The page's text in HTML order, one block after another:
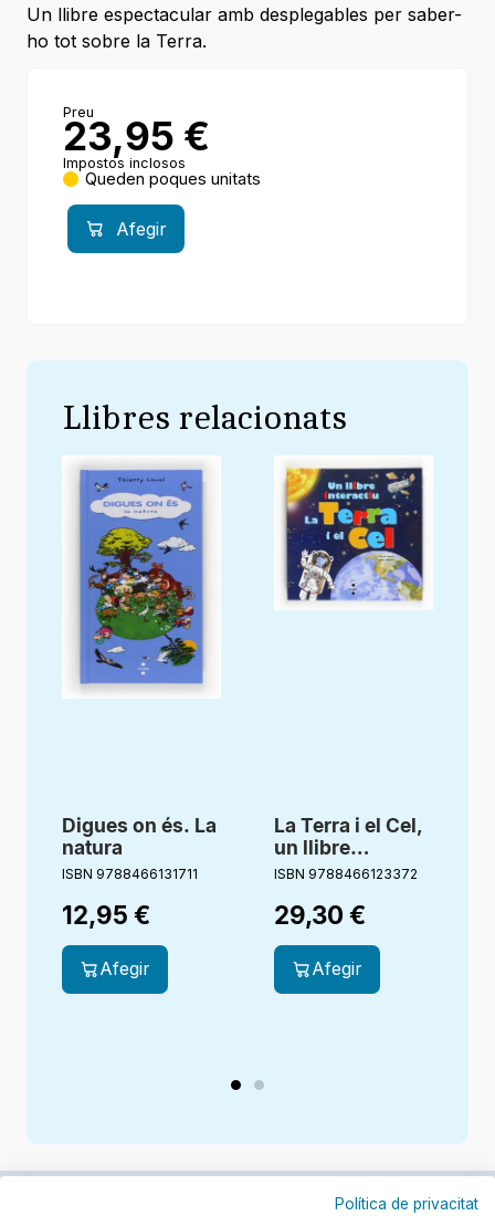
Un llibre espectacular amb desplegables per saber-
ho tot sobre la Terra.
Preu
23,95 €
Impostos inclosos
Queden poques unitats
Afegir
Llibres relacionats
Digues on és. La
natura
ISBN 9788466131711
12,95 €
Afegir
La Terra i el Cel,
un llibre
interactiu
ISBN 9788466123372
29,30 €
Afegir
Política de privacitat